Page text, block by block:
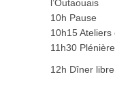
l’Outaouais
10h Pause
10h15
11h30 Plénière
12h Dîner libre